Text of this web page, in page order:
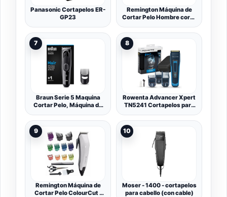
Panasonic Cortapelos ER-
GP23
Remington Máquina de
Cortar Pelo Hombre corte
acero inox, carcasa de
indestructible 11 peines,
1,5-25 mm, litio, 120 min
de uso sin cable, estuche
HC5880
7
Braun Serie 5 Maquina
Cortar Pelo, Máquina de
Pelo, Cortapelos para
Hombres con 9 Ajustes
de Longitud, HC5310
8
Rowenta Advancer Xpert
TN5241 Cortapelos para
inoxidable, revestimiento
titanio, 45 ajustes de 0.5
mm a 30 mm, autonomía
hasta 120 min, carga
rápida, sin cable, neceser
9
Remington Máquina de
Cortar Pelo ColourCut -
10
Moser - 1400 - cortapelos
para cabello (con cable)